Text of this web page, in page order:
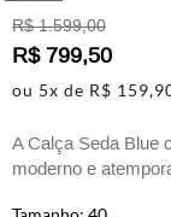
R$ 1.599,00
R$ 799,50
ou 5x de R$ 159,
A Calça Seda Blue
moderno e